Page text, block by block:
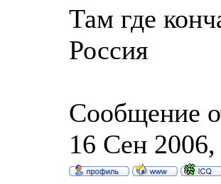
Там где
Россия
Сообщение
16 Сен